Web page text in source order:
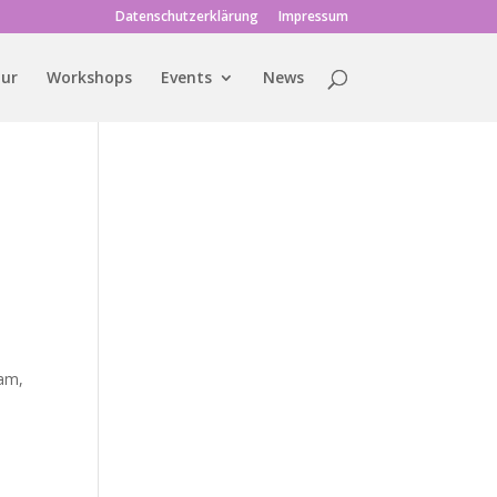
Datenschutzerklärung Impressum
Workshops Events News
,